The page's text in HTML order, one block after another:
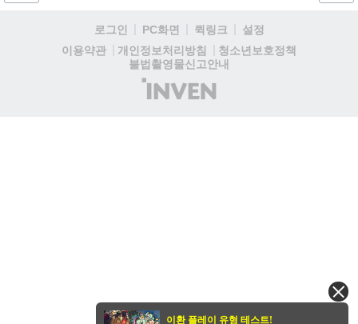
로그인 PC화면 퀵링크
설정
이용약관
개인정보처리방침
청소년보호정책
불법촬영물신고안내
(주)
인
이환 플레이 유형 테스트!